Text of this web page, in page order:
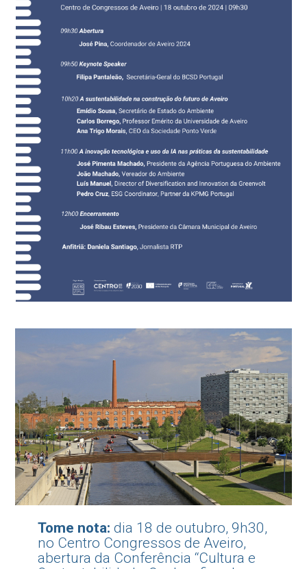
Tome nota: dia 18 de outubro, 9h30,
no Centro Congressos de Aveiro,
abertura da Conferência “Cultura e